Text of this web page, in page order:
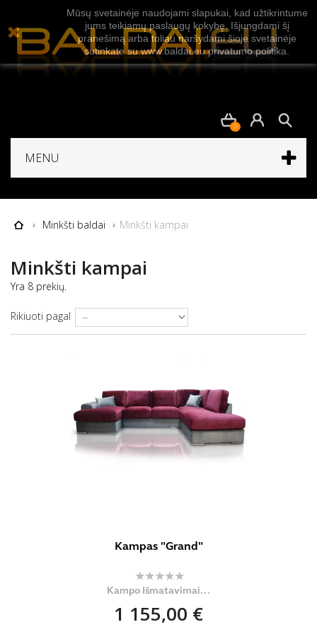
0
MENU
Minkšti baldai Minkšti kampai
Minkšti kampai
Yra 8 prekių.
Rikiuoti pagal
Kampas "Grand"
Kampo Išmatavimai...
1 155,00 €
Mūsų svetainėje naudojami slapukai, kad užtikrintume
jums teikiamų paslaugų kokybę. Išjungdami šį
pranešimą arba toliau naršydami šioje svetainėje
sutinkate su www.baldai.eu privatumo politika.